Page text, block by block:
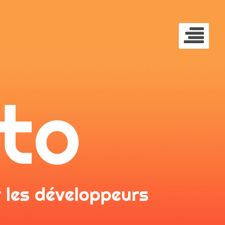
développeurs